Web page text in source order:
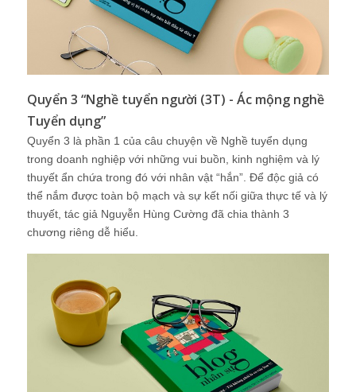
Quyển 3 “Nghề tuyển người (3T) - Ác mộng nghề
Tuyển dụng”
Quyển 3 là phần 1 của câu chuyện về Nghề tuyển dụng
trong doanh nghiệp với những vui buồn, kinh nghiệm và lý
thuyết ẩn chứa trong đó với nhân vật “hắn”. Để độc giả có
thể nắm được toàn bộ mạch và sự kết nối giữa thực tế và lý
thuyết, tác giả Nguyễn Hùng Cường đã chia thành 3
chương riêng dễ hiểu.